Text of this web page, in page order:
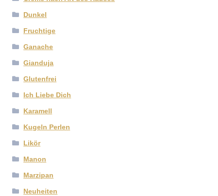
Dunkel
Fruchtige
Ganache
Gianduja
Glutenfrei
Ich Liebe Dich
Karamell
Kugeln Perlen
Likör
Manon
Marzipan
Neuheiten